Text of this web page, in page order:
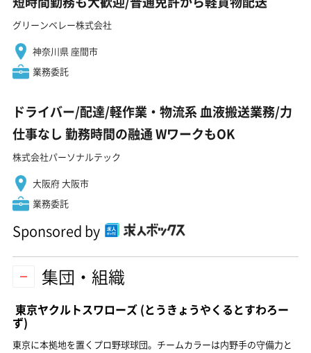
グリーンベレー株式会社
神奈川県 座間市
業務委託
ドライバー/配達/軽作業・物流系 血液搬送業務/力
仕事なし 勤務時間の融通 WワークもOK
株式会社パーソナルテック
大阪府 大阪市
業務委託
Sponsored by
集団・組織
東京ヤクルトスワローズ (とうきょうやくるとすわろー
ず)
東京に本拠地を置くプロ野球球団。チームカラーは内野手の守備力と